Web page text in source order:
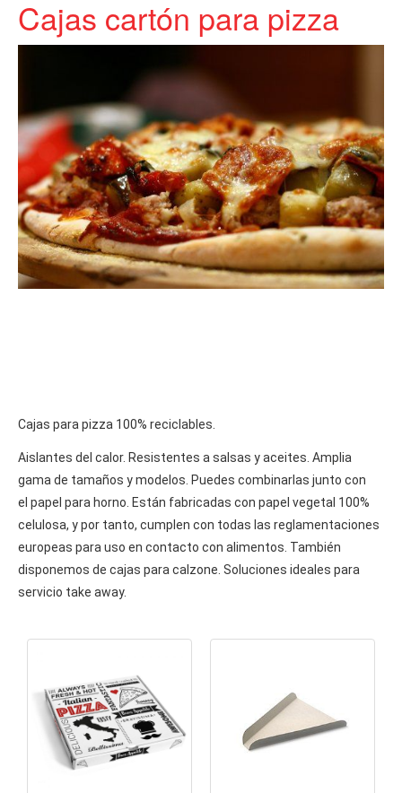
Cajas cartón para pizza
Cajas para pizza 100% reciclables.
Aislantes del calor. Resistentes a salsas y aceites. Amplia
gama de tamaños y modelos. Puedes combinarlas junto con
el papel para horno. Están fabricadas con papel vegetal 100%
celulosa, y por tanto, cumplen con todas las reglamentaciones
europeas para uso en contacto con alimentos. También
disponemos de cajas para calzone. Soluciones ideales para
servicio take away.